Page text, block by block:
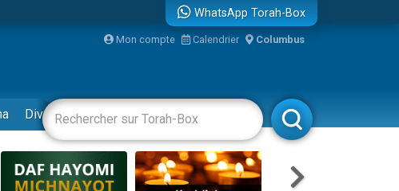
insalubre
WhatsApp Torah-Box
Mon compte Calendrier Columbus
Divertissements Livres Rabbanim